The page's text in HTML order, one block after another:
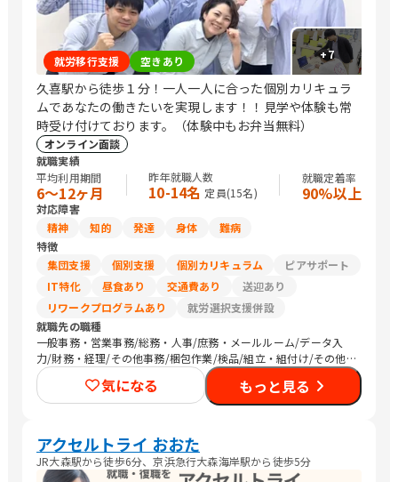
+7
就労移行支援 空きあり
久喜駅から徒歩１分！一人一人に合った個別カリキュラ
ムであなたの働きたいを実現します！！見学や体験も常
時受け付けております。（体験中もお弁当無料）
オンライン面談
就職実績
平均利用期間
6〜12ヶ月
昨年就職人数
10-14名 定員(15名)
就職定着率
90%以上
対応障害
精神
知的 発達 身体
難病
特徴
集団支援
個別支援 個別カリキュラム
ピアサポート
IT特化
昼食あり 交通費あり
送迎あり
リワークプログラムあり
就労選択支援併設
就職先の職種
一般事務・営業事務/総務・人事/庶務・メールルーム/データ入
力/財務・経理/その他事務/梱包作業/検品/組立・組付け/その他
軽作業/営業（個人向け）/販売スタッフ・接客/介護職員・ヘルパ
ー/その他専門職/清掃/トラック運転手/農作業
気になる もっと見る
アクセルトライ おおた
JR大森駅から徒歩6分、京浜急行大森海岸駅から徒歩5分